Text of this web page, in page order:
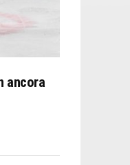
ancora